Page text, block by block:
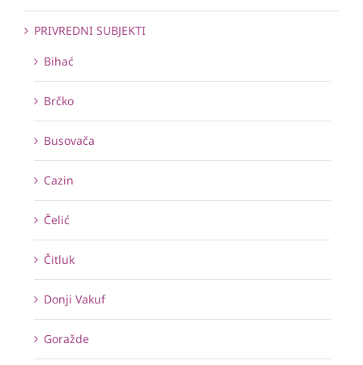
PRIVREDNI SUBJEKTI
Bihać
Brčko
Busovača
Cazin
Čelić
Čitluk
Donji Vakuf
Goražde